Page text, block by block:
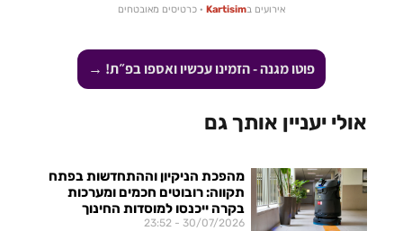
אירועים בKartisim · כרטיסים מאובטחים
פוטו מגנה - הזמינו עכשיו ואספו בפ״ת! →
אולי יעניין אותך גם
מהפכת הניקיון וההתחדשות בפתח
תקווה: רובוטים חכמים ומערכות
בקרה ייכנסו למוסדות החינוך
30/07/2026